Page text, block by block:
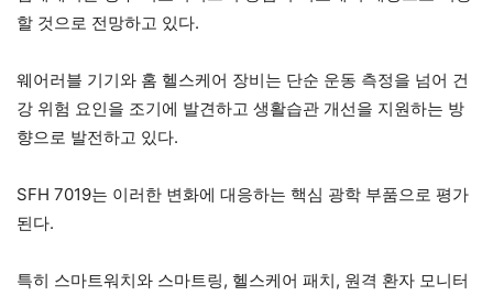
할 것으로 전망하고 있다.
웨어러블 기기와 홈 헬스케어 장비는 단순 운동 측정을 넘어 건
강 위험 요인을 조기에 발견하고 생활습관 개선을 지원하는 방
향으로 발전하고 있다.
SFH 7019는 이러한 변화에 대응하는 핵심 광학 부품으로 평가
된다.
특히 스마트워치와 스마트링, 헬스케어 패치, 원격 환자 모니터